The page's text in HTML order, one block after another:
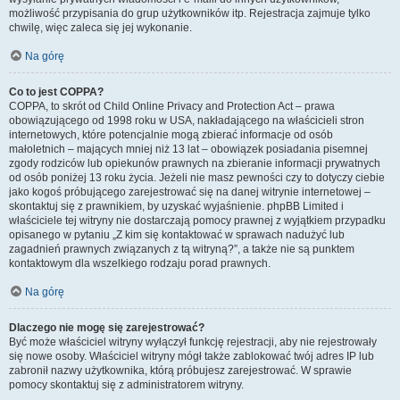
możliwość przypisania do grup użytkowników itp. Rejestracja zajmuje tylko
chwilę, więc zaleca się jej wykonanie.
Na górę
Co to jest COPPA?
COPPA, to skrót od Child Online Privacy and Protection Act – prawa
obowiązującego od 1998 roku w USA, nakładającego na właścicieli stron
internetowych, które potencjalnie mogą zbierać informacje od osób
małoletnich – mających mniej niż 13 lat – obowiązek posiadania pisemnej
zgody rodziców lub opiekunów prawnych na zbieranie informacji prywatnych
od osób poniżej 13 roku życia. Jeżeli nie masz pewności czy to dotyczy ciebie
jako kogoś próbującego zarejestrować się na danej witrynie internetowej –
skontaktuj się z prawnikiem, by uzyskać wyjaśnienie. phpBB Limited i
właściciele tej witryny nie dostarczają pomocy prawnej z wyjątkiem przypadku
opisanego w pytaniu „Z kim się kontaktować w sprawach nadużyć lub
zagadnień prawnych związanych z tą witryną?”, a także nie są punktem
kontaktowym dla wszelkiego rodzaju porad prawnych.
Na górę
Dlaczego nie mogę się zarejestrować?
Być może właściciel witryny wyłączył funkcję rejestracji, aby nie rejestrowały
się nowe osoby. Właściciel witryny mógł także zablokować twój adres IP lub
zabronił nazwy użytkownika, którą próbujesz zarejestrować. W sprawie
pomocy skontaktuj się z administratorem witryny.